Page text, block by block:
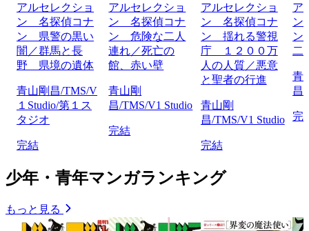
アルセレクショ
ン 名探偵コナ
ン 県警の黒い
闇／群馬と長
野 県境の遺体
青山剛昌/TMS/V
１Studio/第１ス
タジオ
完結
アルセレクショ
ン 名探偵コナ
ン 危険な二人
連れ／死亡の
館、赤い壁
青山剛
昌/TMS/V1 Studio
完結
アルセレクショ
ン 名探偵コナ
ン 揺れる警視
庁 １２００万
人の人質／悪意
と聖者の行進
青山剛
昌/TMS/V1 Studio
完結
ア
ン
ン
二
青
昌
完
少年・青年マンガランキング
もっと見る